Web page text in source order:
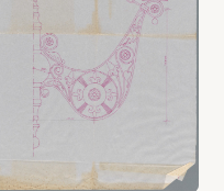
Rysunek
pomocniczy
powiązanych
obiektów